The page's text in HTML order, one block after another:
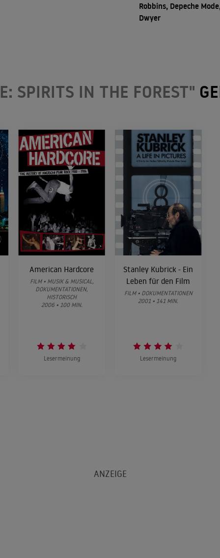
Robbins, Depeche
Dwyer
SPIRITS IN THE FOREST"
American Hardcore
FILM • MUSIK & MUSICAL,
DOKUMENTATIONEN,
HISTORISCH
2006 • 100 MIN.
Lesermeinung
Stanley Kubrick - Ein
Leben für den Film
FILM • DOKUMENTATIONEN
2001 • 141 MIN.
Lesermeinung